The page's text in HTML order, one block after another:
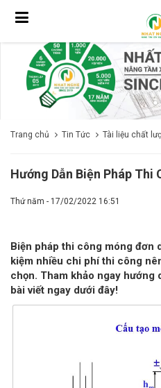
Trang chủ Tin Tức Tài liệu chất
Hướng Dẫn Biện Pháp Thi
Thứ năm - 17/02/2022 16:51
Biện pháp thi công móng đơn
kiệm nhiều chi phí thi công
chọn. Tham khảo ngay
bài viết ngay dưới đây!